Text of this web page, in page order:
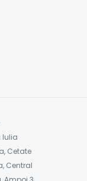
Iulia
Cetate
Central